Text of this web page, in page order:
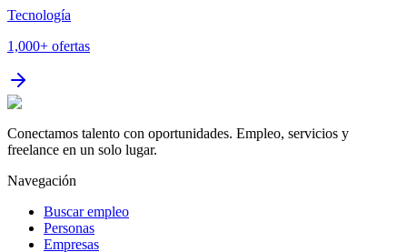
Tecnología
1,000+ ofertas
Conectamos talento con oportunidades. Empleo, servicios y
freelance en un solo lugar.
Navegación
Buscar empleo
Personas
Empresas